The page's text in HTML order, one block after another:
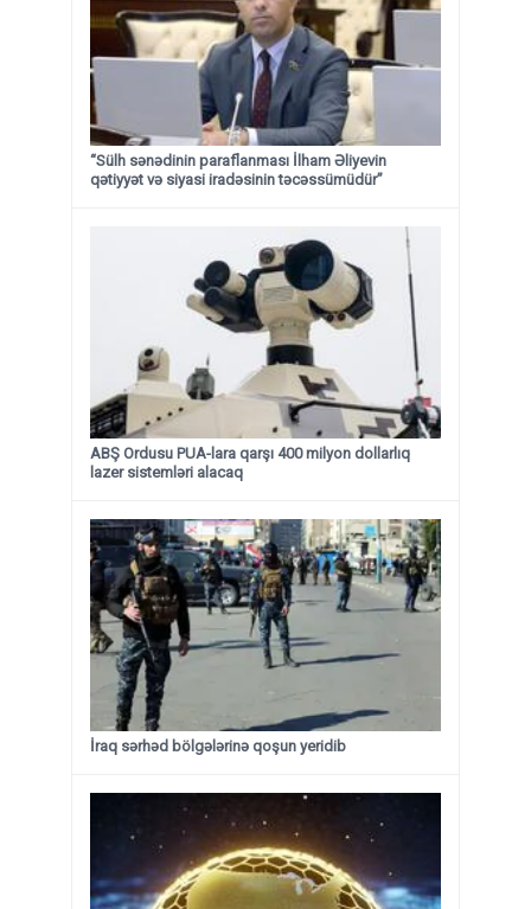
“Sülh sənədinin paraflanması İlham Əliyevin
qətiyyət və siyasi iradəsinin təcəssümüdür”
ABŞ Ordusu PUA-lara qarşı 400 milyon dollarlıq
lazer sistemləri alacaq
İraq sərhəd bölgələrinə qoşun yeridib